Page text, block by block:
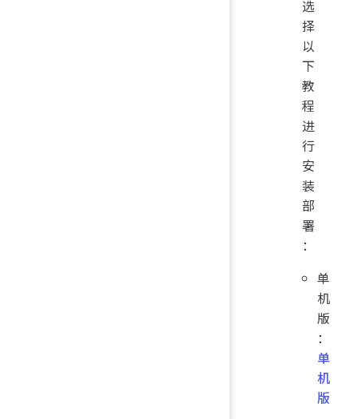
选
择
以
下
教
程
进
行
安
装
部
署
：
单
机
版
：
单
机
版